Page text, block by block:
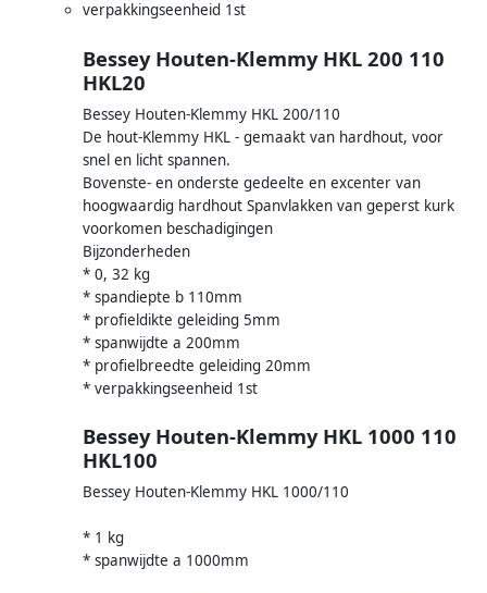
verpakkingseenheid 1st
Bessey Houten-Klemmy HKL 200 110
HKL20
Bessey Houten-Klemmy HKL 200/110
De hout-Klemmy HKL - gemaakt van hardhout, voor
snel en licht spannen.
Bovenste- en onderste gedeelte en excenter van
hoogwaardig hardhout Spanvlakken van geperst kurk
voorkomen beschadigingen
Bijzonderheden
* 0, 32 kg
* spandiepte b 110mm
* profieldikte geleiding 5mm
* spanwijdte a 200mm
* profielbreedte geleiding 20mm
* verpakkingseenheid 1st
Bessey Houten-Klemmy HKL 1000 110
HKL100
Bessey Houten-Klemmy HKL 1000/110
* 1 kg
* spanwijdte a 1000mm